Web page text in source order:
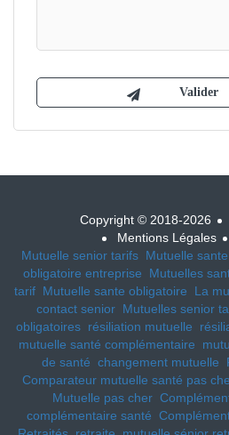
Copyright © 2018-2026
Mentions Légales
Mutuelle senior tarifs Mutuelle
obligatoire entreprise
Mutuelles
tarif Mutuelle sante obligatoire La
contact senior Mutuelles senior
obligatoires résiliation mutuelle
mutuelle santé complémentaire
de santé changement mutuelle
Comparateur mutuelle santé pas
Mutuelle pas cher
complémentaire santé